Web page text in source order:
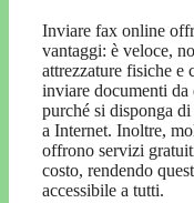
Inviare fax online
vantaggi: è veloce,
attrezzature fisiche e
inviare documenti da
purché si disponga
a Internet. Inoltre,
offrono servizi
costo, rendendo
accessibile a tutti.